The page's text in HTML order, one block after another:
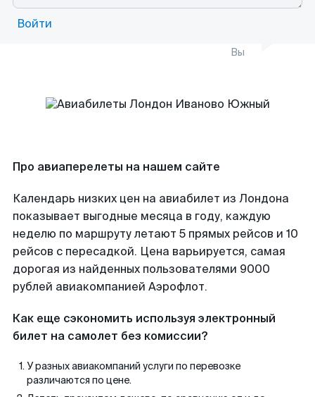
Войти
Вы
Про авиаперелеты на нашем сайте
Календарь низких цен на авиабилет из Лондона
показывает выгодные месяца в году, каждую
неделю по маршруту летают 5 прямых рейсов и 10
рейсов с пересадкой. Цена варьируется, самая
дорогая из найденных пользователями 9000
рублей авиакомпанией Аэрофлот.
Как еще сэкономить используя электронный
билет на самолет без комиссии?
У разных авиакомпаний услуги по перевозке
различаются по цене.